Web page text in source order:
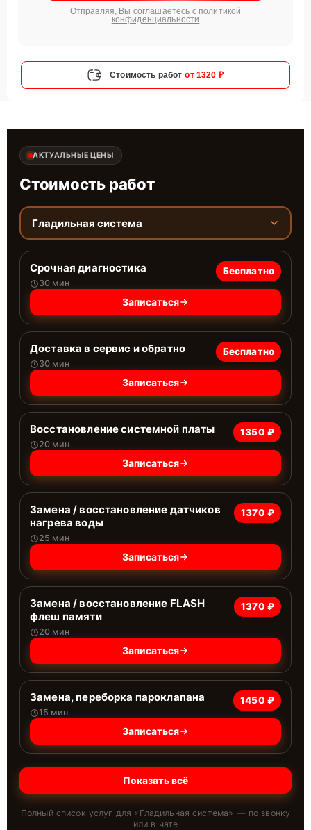
Отправляя, Вы соглашаетесь с политикой
конфиденциальности
Стоимость работ от 1320 ₽
АКТУАЛЬНЫЕ ЦЕНЫ
Стоимость работ
Гладильная система
Срочная диагностика
30 мин
Бесплатно
Записаться
Доставка в сервис и обратно
30 мин
Бесплатно
Записаться
Восстановление системной платы
20 мин
1350 ₽
Записаться
Замена / восстановление датчиков
нагрева воды
25 мин
1370 ₽
Записаться
Замена / восстановление FLASH
флеш памяти
20 мин
1370 ₽
Записаться
Замена, переборка пароклапана
15 мин
1450 ₽
Записаться
Показать всё
Полный список услуг для « Гладильная система» — по звонку
или в чате